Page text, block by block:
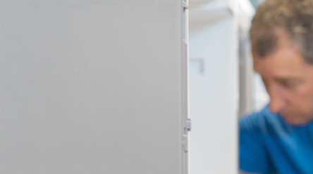
Más información acerca de la sociedad